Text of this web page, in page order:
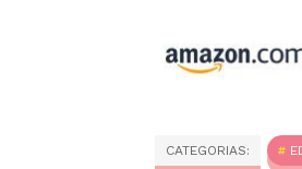
CATEGORIAS: